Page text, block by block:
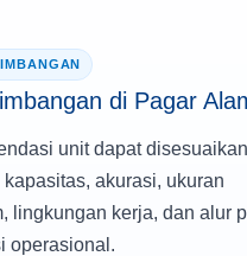
di Pagar
unit dapat disesuaikan
akurasi, ukuran
lingkungan kerja, dan alur
operasional.